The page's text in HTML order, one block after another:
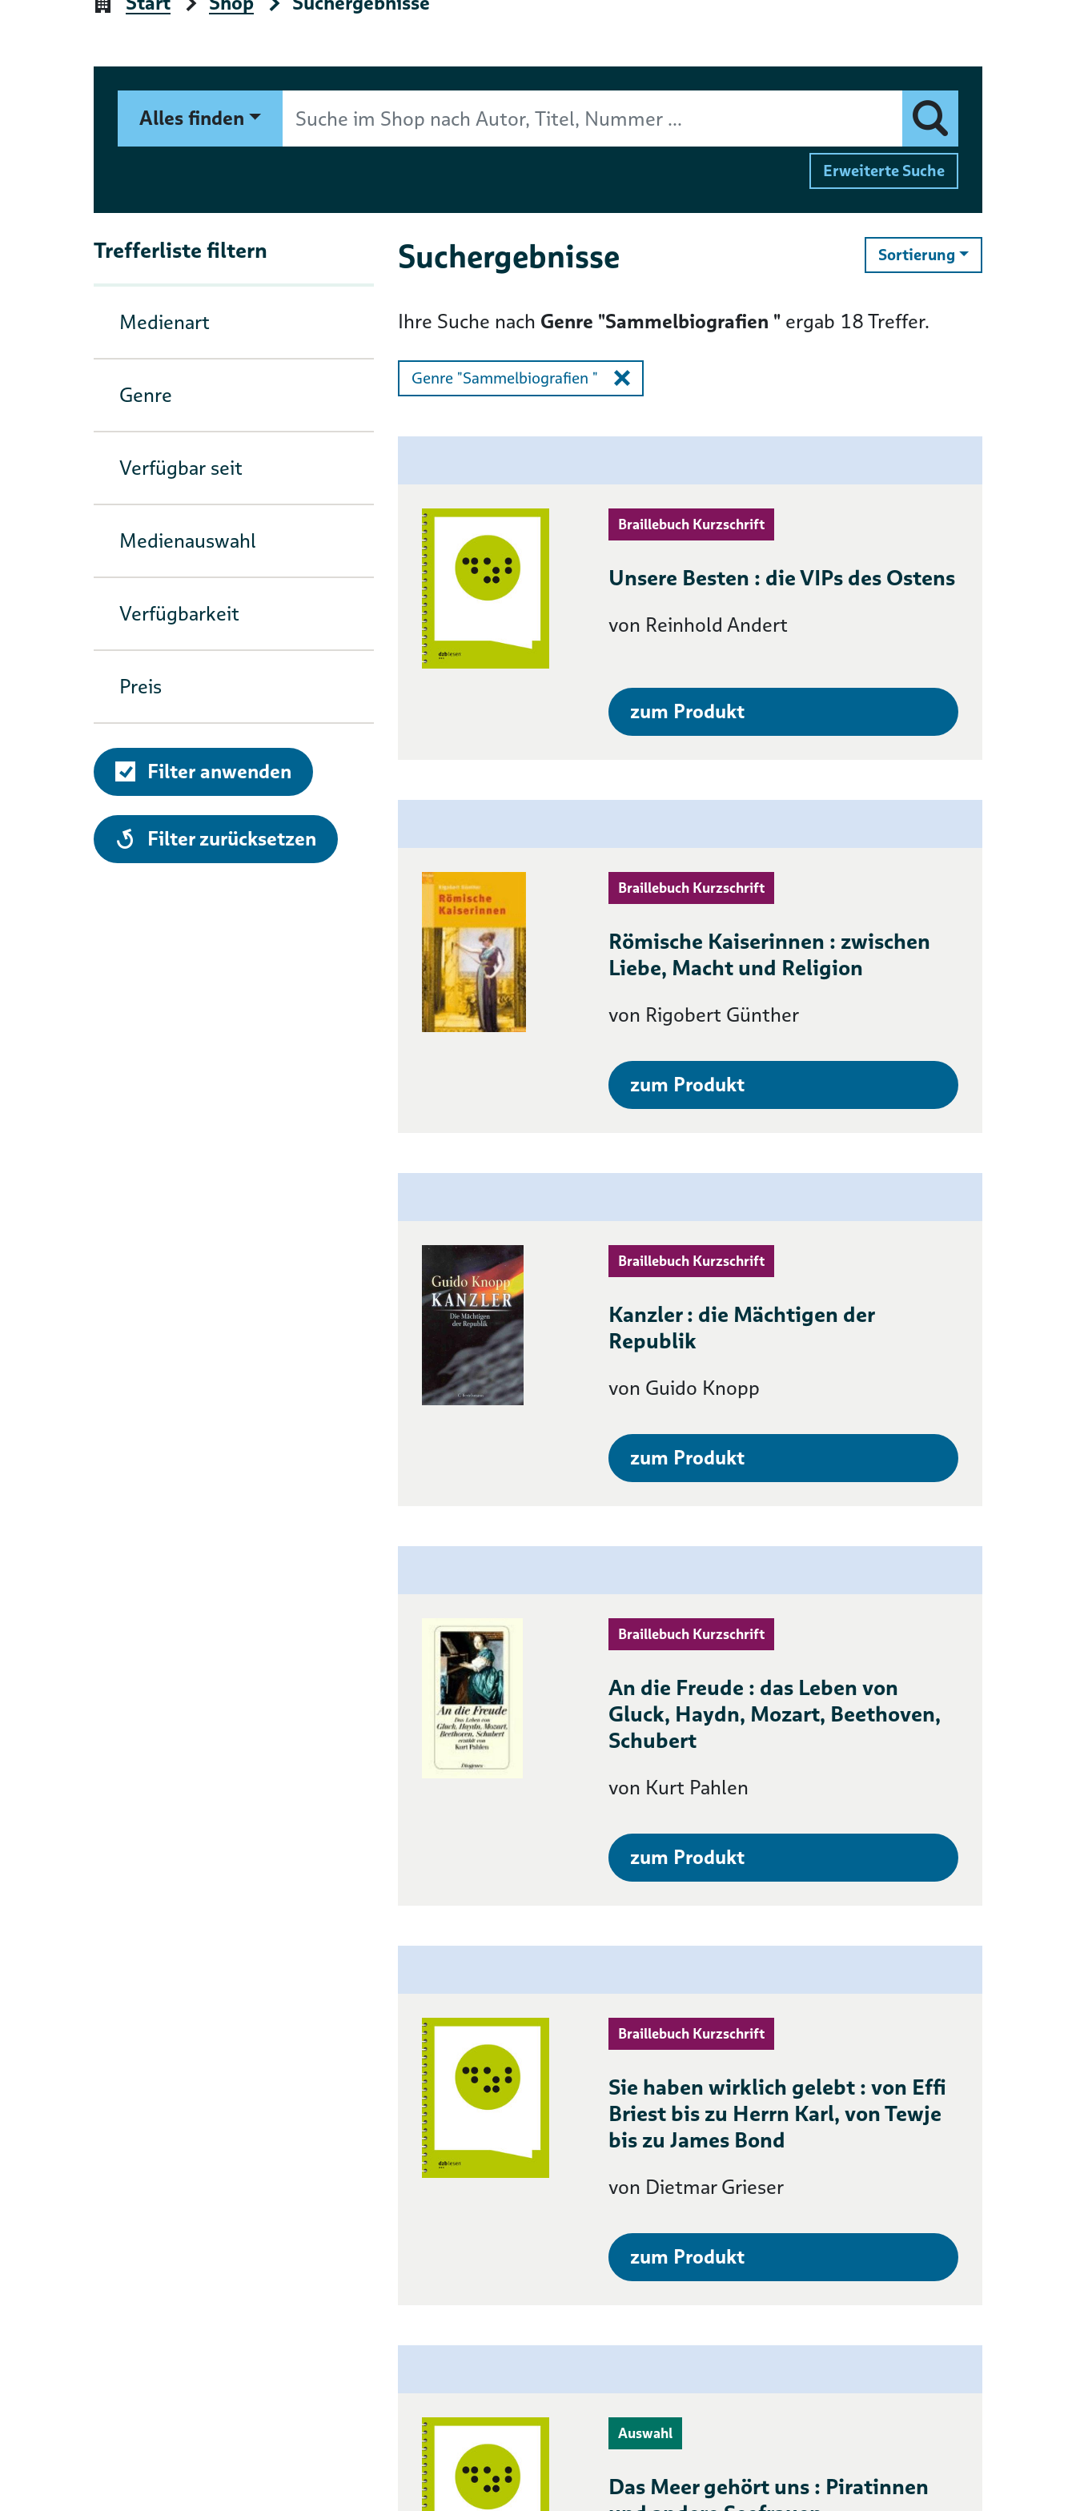
Suchformular
Alles finden
Suche im Shop nach Autor, Titel, Nummer ...
Erweiterte Suche
Trefferliste filtern
Medienart
Genre
Verfügbar seit
Medienauswahl
Verfügbarkeit
Preis
Filter anwenden
alle
Filter zurücksetzen
Suchergebnisse Sortierungändern
Ihre Suche nach Genre "Sammelbiografien " ergab 18Treffer.
Genre "Sammelbiografien "
Braillebuch Kurzschrift
Unsere Besten : die VIPs des Ostens
von Reinhold Andert
zum Produkt
Braillebuch Kurzschrift
Römische Kaiserinnen : zwischen
Liebe, Macht und Religion
von Rigobert Günther
zum Produkt
Braillebuch Kurzschrift
Kanzler : die Mächtigen der
Republik
von Guido Knopp
zum Produkt
Braillebuch Kurzschrift
An die Freude : das Leben von
Gluck, Haydn, Mozart, Beethoven,
Schubert
von Kurt Pahlen
zum Produkt
Braillebuch Kurzschrift
Sie haben wirklich gelebt : von Effi
Briest bis zu Herrn Karl, von Tewje
bis zu James Bond
von Dietmar Grieser
zum Produkt
Auswahl
Das Meer gehört uns : Piratinnen